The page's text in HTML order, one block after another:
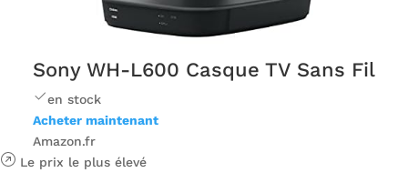
Sony WH-L600 Casque TV Sans Fil
en stock
Acheter maintenant
Amazon.fr
Le prix le plus élevé